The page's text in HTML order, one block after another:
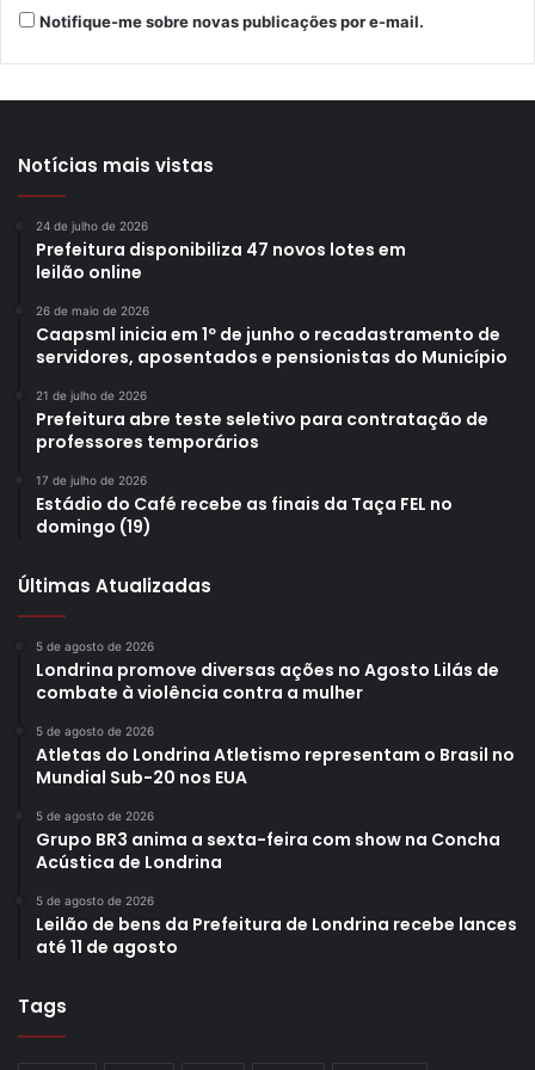
“Além desses projetos, estamos trabalhando em conjunto
melhorar os serviços de zeladoria e segurança pública da
gestão do prefeito Tiago Amaral que já estão
encaminhados, mas podem surgir outros a partir dessa
pesquisa”, afirmou Roberto Moreira.
Gostei 1
Etiquetas CMTU CTD Inova Londrina
Londrina Inteligente
Prefeitura de Londrina
Notifique-me sobre novas publicações por e-mail.
Notícias mais vistas
24 de julho de 2026
Prefeitura disponibiliza 47 novos lotes em
leilão online
26 de maio de 2026
Caapsml inicia em 1º de junho o recadastramento de
servidores, aposentados e pensionistas do Município
21 de julho de 2026
Prefeitura abre teste seletivo para contratação de
professores temporários
17 de julho de 2026
Estádio do Café recebe as finais da Taça FEL no
domingo (19)
Últimas Atualizadas
5 de agosto de 2026
Londrina promove diversas ações no Agosto Lilás de
combate à violência contra a mulher
5 de agosto de 2026
Atletas do Londrina Atletismo representam o Brasil no
Mundial Sub-20 nos EUA
5 de agosto de 2026
Grupo BR3 anima a sexta-feira com show na Concha
Acústica de Londrina
5 de agosto de 2026
Leilão de bens da Prefeitura de Londrina recebe lances
até 11 de agosto
Tags